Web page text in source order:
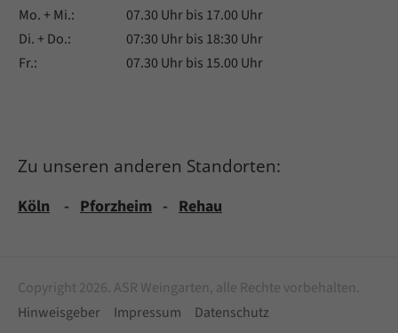
Mo. + Mi.:
07.30 Uhr bis 17.00 Uhr
Di. + Do.:
07:30 Uhr bis 18:30 Uhr
Fr.:
07.30 Uhr bis 15.00 Uhr
Zu unseren anderen Standorten:
Köln - Pforzheim - Rehau
Copyright 2026. ASR Weingarten, alle Rechte vorbehalten.
Hinweisgeber
Impressum Datenschutz